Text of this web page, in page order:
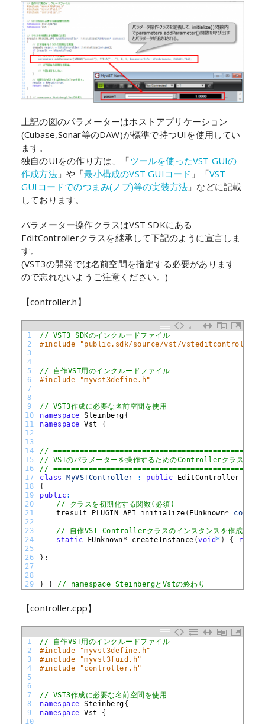
上記の図のパラメーターはホストアプリケーション
(Cubase,Sonar等のDAW)が標準で持つUIを使用してい
ます。
独自のUIをの作り方は、「ツールを使ったVST GUIの
作成方法」や「最小構成のVST GUIコード 」「VST
GUIコードでのつまみ(ノブ)等の実装方法 」などに記載
しております。
パラメーター操作クラスはVST SDKにある
EditControllerクラスを継承して下記のように宣言しま
す。
(VST3の開発では名前空間を指定する必要があります
ので忘れないようご注意ください。)
【controller.h】
1
2
3
4
5
6
7
8
9
10
11
12
13
14
15
16
17
18
19
20
21
22
23
24
25
26
27
28
29
// VST3 SDKのインクルードファイル
#include "public.sdk/source/vst/
// 自作VST用のインクルードファイル
#include "myvst3define.h"
// VST3作成に必要な名前空間を使用
namespace Steinberg{
namespace Vst {
//
// VSTのパラメーターを操作するためのControllerクラス
//
class
MyVSTController : public
EditController
{
public:
// クラスを初期化する関数(必須)
tresult
PLUGIN_API initialize ( FUnknown* context
// 自作VST Controllerクラスのインスタンスを作成する
static
FUnknown* createInstance (void * ) { return
} ;
} } // namespace SteinbergとVstの終わり
【controller.cpp】
1
2
3
4
5
6
7
8
9
10
// 自作VST用のインクルードファイル
#include "myvst3define.h"
#include "myvst3fuid.h"
#include "controller.h"
// VST3作成に必要な名前空間を使用
namespace Steinberg{
namespace Vst {